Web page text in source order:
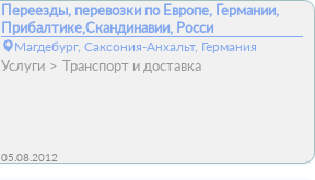
Переезды, перевозки по Европе, Германии,
Прибалтике,Скандинавии, Росси
Магдебург, Саксония-Анхальт, Германия
Услуги Транспорт и доставка
05.08.2012